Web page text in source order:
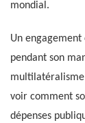
mondial.
Un
pendant son
multilatéralisme
voir comment
dépenses